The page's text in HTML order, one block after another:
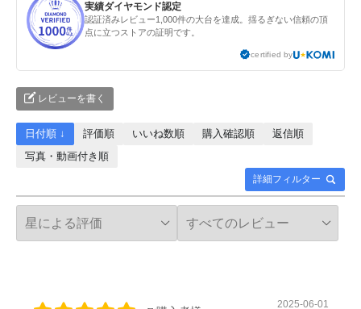
実績ダイヤモンド認定
認証済みレビュー1,000件の大台を達成。揺るぎない信頼の頂
点に立つストアの証明です。
certified by
レビューを書く
詳細フィルター
日付順 ↓ 評価順 いいね数順 購入確認順
返信順
写真・動画付き順
2025-06-01